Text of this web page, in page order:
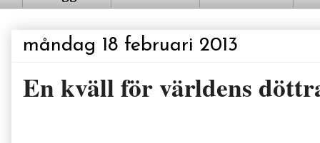
måndag 18 februari 2013
En kväll för världens